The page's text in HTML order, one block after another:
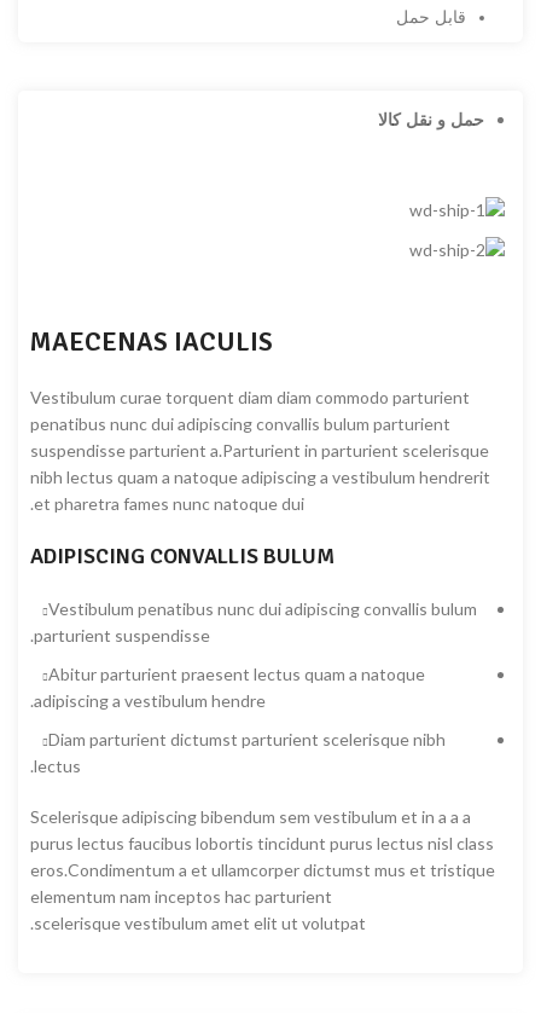
قابل حمل
حمل و نقل کالا
MAECENAS IACULIS
Vestibulum curae torquent diam diam commodo parturient
penatibus nunc dui adipiscing convallis bulum parturient
suspendisse parturient a.Parturient in parturient scelerisque
nibh lectus quam a natoque adipiscing a vestibulum hendrerit
et pharetra fames nunc natoque dui.
ADIPISCING CONVALLIS BULUM
Vestibulum penatibus nunc dui adipiscing convallis bulum
parturient suspendisse.
Abitur parturient praesent lectus quam a natoque
adipiscing a vestibulum hendre.
Diam parturient dictumst parturient scelerisque nibh
lectus.
Scelerisque adipiscing bibendum sem vestibulum et in a a a
purus lectus faucibus lobortis tincidunt purus lectus nisl class
eros.Condimentum a et ullamcorper dictumst mus et tristique
elementum nam inceptos hac parturient
scelerisque vestibulum amet elit ut volutpat.